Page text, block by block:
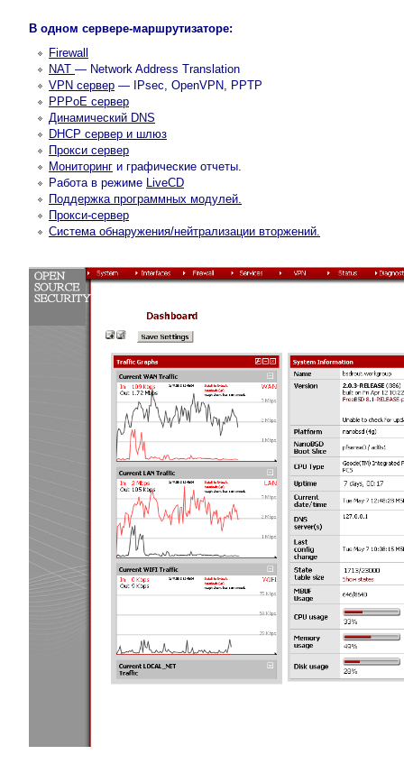
В одном сервере-маршрутизаторе:
Firewall
NAT — Network Address Translation
VPN cервер — IPsec, OpenVPN, PPTP
PPPoE сервер
Динамический DNS
DHCP сервер и шлюз
Прокси сервер
Мониторинг и графические отчеты.
Работа в режиме LiveCD
Поддержка программных модулей.
Прокси-сервер
Система обнаружения/нейтрализации вторжений.